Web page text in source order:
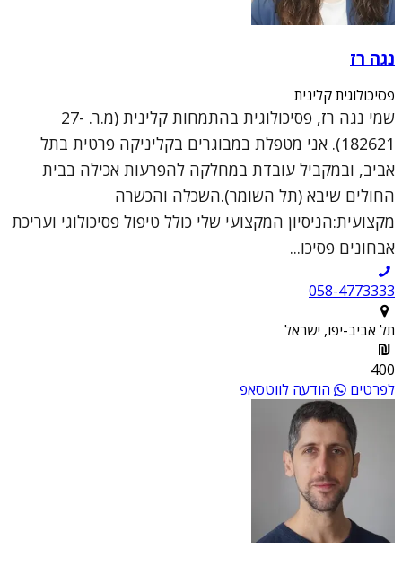
נגה רז
פסיכולוגית קלינית
שמי נגה רז, פסיכולוגית בהתמחות קלינית (מ.ר. 27-
182621). אני מטפלת במבוגרים בקליניקה פרטית בתל
אביב, ובמקביל עובדת במחלקה להפרעות אכילה בבית
החולים שיבא (תל השומר).השכלה והכשרה
מקצועית:הניסיון המקצועי שלי כולל טיפול פסיכולוגי ועריכת
אבחונים פסיכו...
058-4773333
תל אביב-יפו, ישראל
400
לפרטים
הודעה לווטסאפ